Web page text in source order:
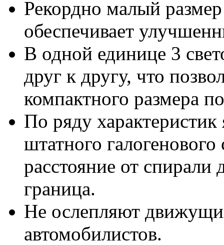
Рекордно малый
обеспечивает
В одной единице 3
друг к другу, что
компактного размера
По ряду
штатного
расстояние от спирали
граница.
Не ослепляют
автомобилистов.